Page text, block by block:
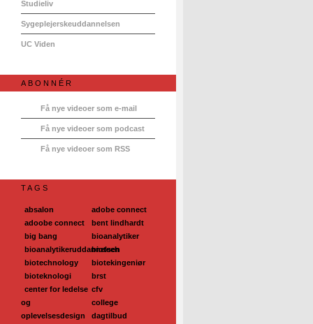
Studieliv
Sygeplejerskeuddannelsen
UC Viden
ABONNÉR
Få nye videoer som e-mail
Få nye videoer som podcast
Få nye videoer som RSS
TAGS
absalon
adobe connect
adoobe connect
bent lindhardt
big bang
bioanalytiker
bioanalytikeruddannelsen
biotech
biotechnology
biotekingeniør
bioteknologi
brst
center for ledelse
og
oplevelsesdesign
cfv
college
dagtilbud